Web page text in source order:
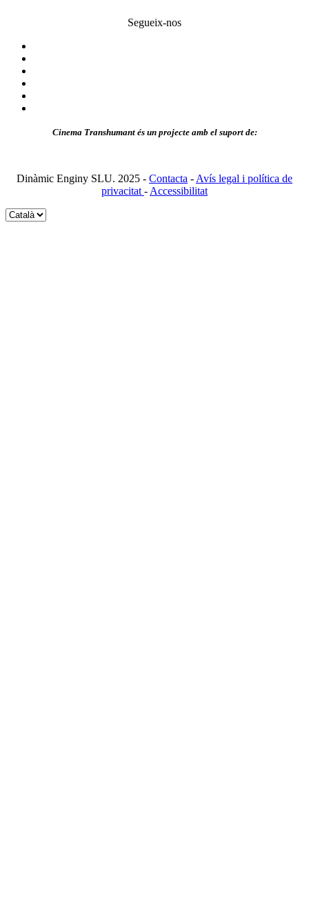
Segueix-nos
Cinema Transhumant és un projecte amb el suport de:
Dinàmic Enginy SLU. 2025 - Contacta - Avís legal i política de
privacitat - Accessibilitat